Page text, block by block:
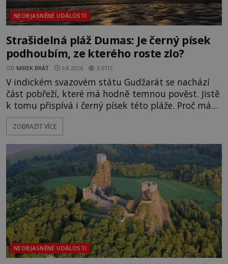
NEOBJASNĚNÉ UDÁLOSTI
Strašidelná pláž Dumas: Je černý písek
podhoubím, ze kterého roste zlo?
OD MIREK BRÁT 6.8.2026 5.6TIS
V indickém svazovém státu Gudžarát se nachází
část pobřeží, které má hodně temnou pověst. Jistě
k tomu přispívá i černý písek této pláže. Proč má
pláž takové netypické zbarvení? Nakolik jsou
pravdivé historky, že zde došlo k nevysvětlitelným
následovat. Vstupujeme na pláž Dumas ve městě
Surat. Gu
ZOBRAZIT VÍCE
NEOBJASNĚNÉ UDÁLOSTI